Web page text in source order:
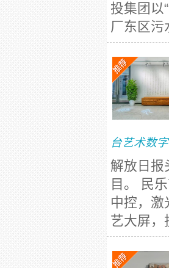
投集团以
厂东区污
台艺术数
解放日报
目。 民
中控，激
艺大屏，